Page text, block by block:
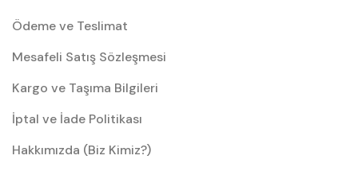
Ödeme ve Teslimat
Mesafeli Satış Sözleşmesi
Kargo ve Taşıma Bilgileri
İptal ve İade Politikası
Hakkımızda (Biz Kimiz?)